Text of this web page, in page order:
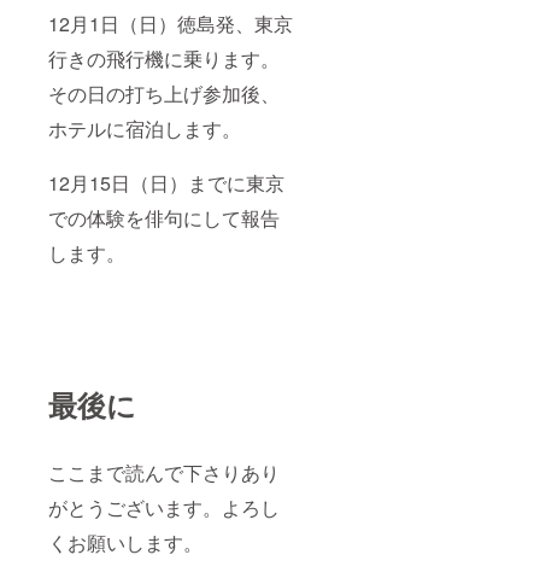
12月1日（日）徳島発、東京
行きの飛行機に乗ります。
その日の打ち上げ参加後、
ホテルに宿泊します。
12月15日（日）までに東京
での体験を俳句にして報告
します。
最後に
ここまで読んで下さりあり
がとうございます。よろし
くお願いします。